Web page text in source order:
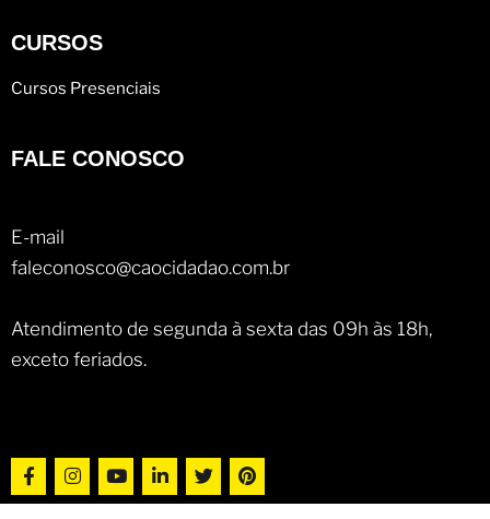
CURSOS
Cursos Presenciais
FALE CONOSCO
E-mail
faleconosco@caocidadao.com.br
Atendimento de segunda à sexta das 09h às 18h,
exceto feriados.